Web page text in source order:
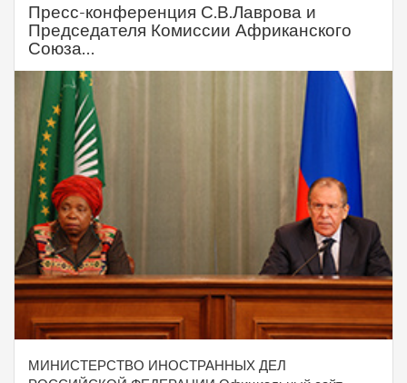
Пресс-конференция С.В.Лаврова и
Председателя Комиссии Африканского
Союза...
МИНИСТЕРСТВО ИНОСТРАННЫХ ДЕЛ